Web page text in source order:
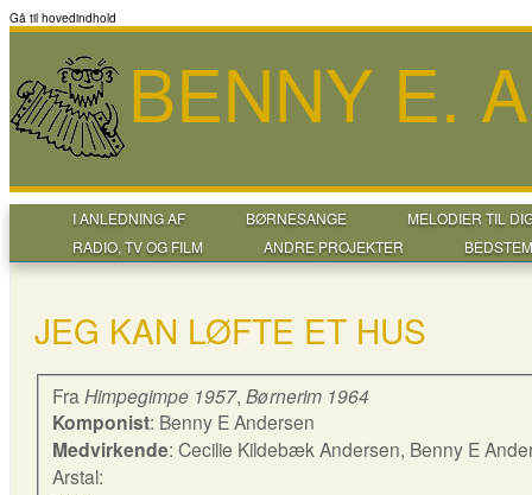
Gå til hovedindhold
BENNY E.
I ANLEDNING AF BØRNESANGE
MELODIER TIL
RADIO, TV OG FILM
ANDRE PROJEKTER
JEG KAN LØFTE ET HUS
Fra Himpegimpe 1957, Børnerim 1964
Komponist: Benny E Andersen
Medvirkende: Cecilie Kildebæk Andersen, Benny E
Arstal: